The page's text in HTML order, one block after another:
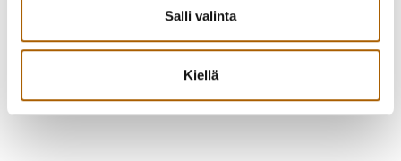
Salli valinta
Kiellä
Jaa Facebookissa Jaa Twitterissä
Jaa sähköpostilla